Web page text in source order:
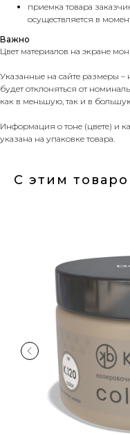
приемка товара
осуществляется в
Важно
Цвет материалов на экране
Указанные на сайте размеры
будет отклоняться от
как в меньшую, так и в
Информация о тоне (цвете) и
указана на упаковке товара.
С этим